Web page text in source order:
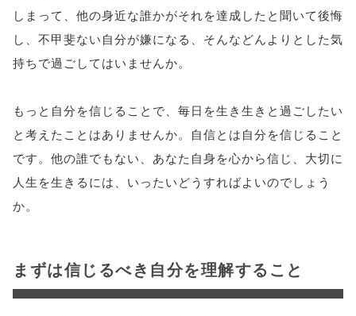
しまって、他の身近な誰かがそれを達成したと聞いて後悔
し、不甲斐ない自分が嫌になる、そんなどんよりとした気
持ちで過ごしてはいませんか。
もっと自分を信じることで、毎日を生き生きと過ごしたい
と考えたことはありませんか。自信とは自分を信じること
です。他の誰でもない、あなた自身を心から信じ、大切に
人生を生きるには、いったいどうすればよいのでしょう
か。
まずは信じるべき自分を理解すること